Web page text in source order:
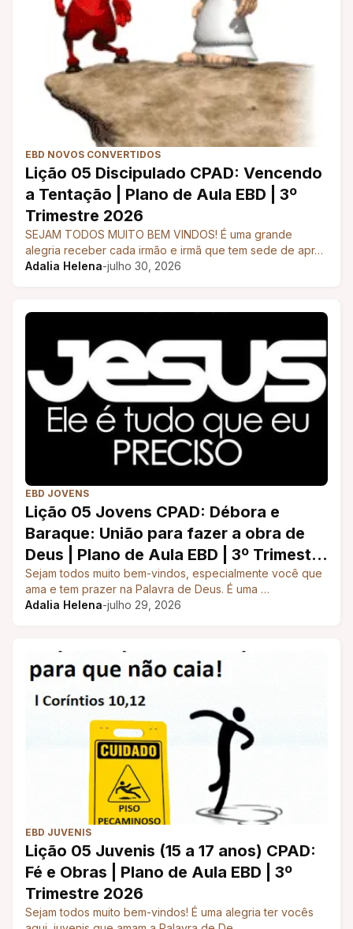
EBD NOVOS CONVERTIDOS
Lição 05 Discipulado CPAD: Vencendo
a Tentação | Plano de Aula EBD | 3º
Trimestre 2026
SEJAM TODOS MUITO BEM VINDOS! É uma grande
alegria receber cada irmão e irmã que tem sede de apr…
Adalia Helena-julho 30, 2026
EBD JOVENS
Lição 05 Jovens CPAD: Débora e
Baraque: União para fazer a obra de
Deus | Plano de Aula EBD | 3º Trimestre
2026
Sejam todos muito bem-vindos, especialmente você que
ama e tem prazer na Palavra de Deus. É uma …
Adalia Helena-julho 29, 2026
EBD JUVENIS
Lição 05 Juvenis (15 a 17 anos) CPAD:
Fé e Obras | Plano de Aula EBD | 3º
Trimestre 2026
Sejam todos muito bem-vindos! É uma alegria ter vocês